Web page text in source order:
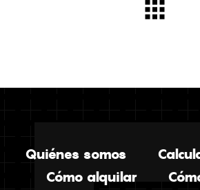
Quiénes somos
Cómo alquilar